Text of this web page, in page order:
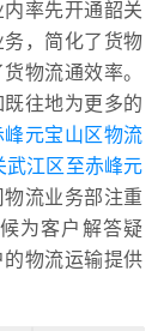
率先开通韶关
，简化了货物
物流通效率。
往地为更多的
元宝山区物流
武江区至赤峰元
流业务部注重
为客户解答疑
物流运输提供